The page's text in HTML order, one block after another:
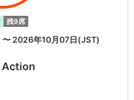
残9席
2026年10月07日(JST)
Action